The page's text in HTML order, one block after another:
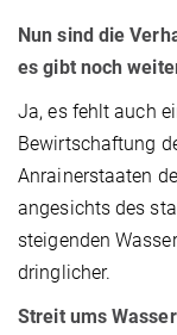
Nun sind die
es gibt noch
Ja, es fehlt auch
Bewirtschaftung
Anrainerstaaten
angesichts des
steigenden
dringlicher.
Streit ums